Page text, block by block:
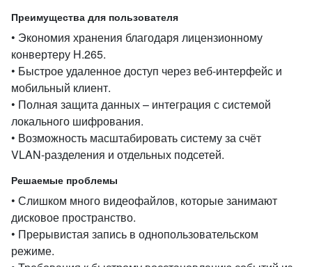
Преимущества для пользователя
• Экономия хранения благодаря лицензионному
конвертеру H.265.
• Быстрое удаленное доступ через веб‑интерфейс и
мобильный клиент.
• Полная защита данных – интеграция с системой
локального шифрования.
• Возможность масштабировать систему за счёт
VLAN‑разделения и отдельных подсетей.
Решаемые проблемы
• Слишком много видеофайлов, которые занимают
дисковое пространство.
• Прерывистая запись в однопользовательском
режиме.